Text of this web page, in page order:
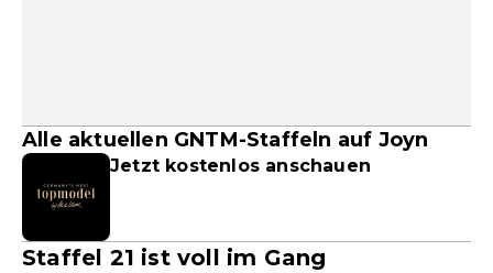
Alle aktuellen GNTM-Staffeln auf Joyn
Jetzt kostenlos anschauen
Staffel 21 ist voll im Gang